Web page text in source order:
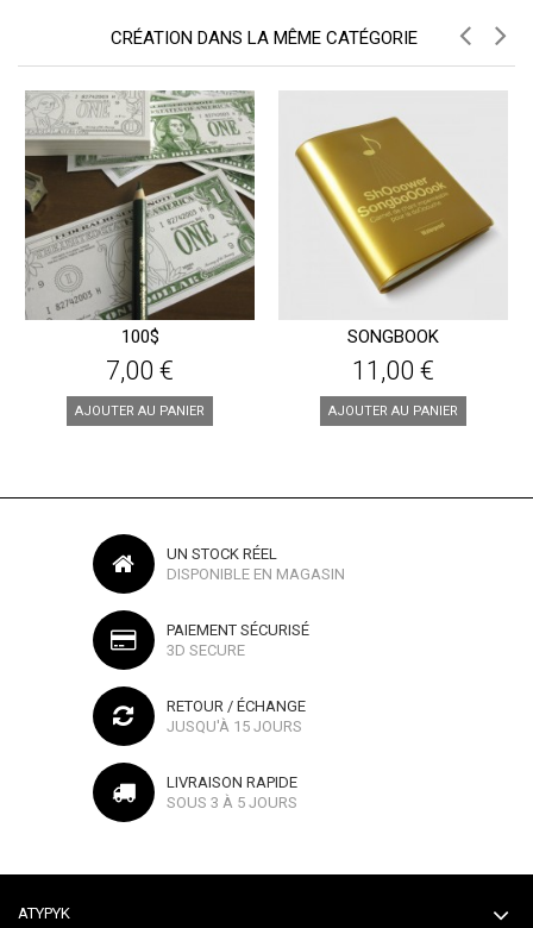
CRÉATION DANS LA MÊME CATÉGORIE
100$
7,00 €
AJOUTER AU PANIER
SONGBOOK
11,00 €
AJOUTER AU PANIER
UN STOCK RÉEL
DISPONIBLE EN MAGASIN
PAIEMENT SÉCURISÉ
3D SECURE
RETOUR / ÉCHANGE
JUSQU'À 15 JOURS
LIVRAISON RAPIDE
SOUS 3 À 5 JOURS
ATYPYK